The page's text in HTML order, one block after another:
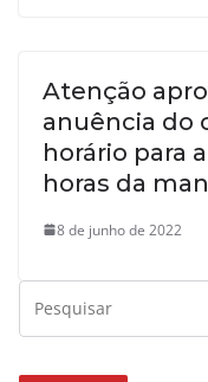
Atenção
anuência do
horário para
horas da
8 de junho de 2022